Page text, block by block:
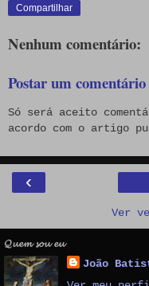
Compartilhar
Nenhum comentário:
Postar um comentário
Só será aceito
acordo com o artigo
‹
Ver
𝓠𝓾𝓮𝓶 𝓼𝓸𝓾 𝓮𝓾
João